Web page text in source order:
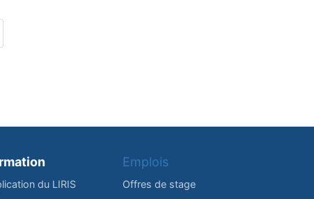
du LIRIS
Emplois
Offres de stage